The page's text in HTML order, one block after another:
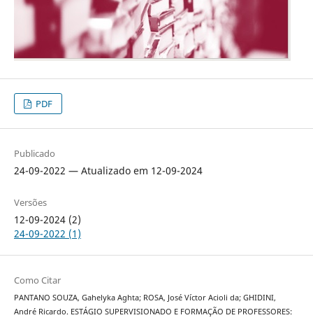
PDF
Publicado
24-09-2022 — Atualizado em 12-09-2024
Versões
12-09-2024 (2)
24-09-2022 (1)
Como Citar
PANTANO SOUZA, Gahelyka Aghta; ROSA, José Víctor Acioli da; GHIDINI,
André Ricardo. ESTÁGIO SUPERVISIONADO E FORMAÇÃO DE PROFESSORES: